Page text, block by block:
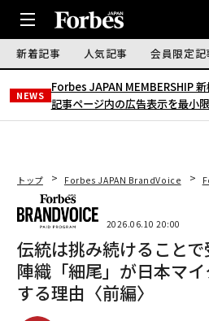
新着記事 人気記事 会員限定記
NEWS
Forbes JAPAN MEMBERSHIP 新
記事ページ内の広告表示を最小
トップ Forbes JAPAN BrandVoice
2026.06.10 20:00
伝統は挑み続けること
陣織「細尾」が日本マ
する理由〈前編〉